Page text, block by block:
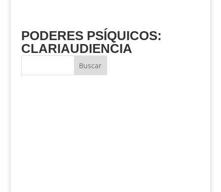
PODERES PSÍQUICOS:
CLARIAUDIENCIA
Buscar